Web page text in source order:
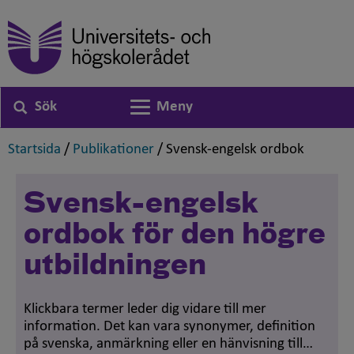
Sök
Växla navigering
Meny
Startsida ,
/ Publikationer ,
/ Svensk-engelsk ordbok
Svensk-engelsk
ordbok för den högre
utbildningen
Klickbara termer leder dig vidare till mer
information. Det kan vara synonymer, definition
på svenska, anmärkning eller en hänvisning till